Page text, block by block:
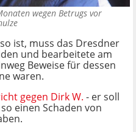
wegen Betrugs vor
ist, muss das Dresdner
und bearbeitete am
Beweise für dessen
waren.
gegen Dirk W. - er soll
einen Schaden von